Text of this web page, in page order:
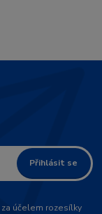
Přihlásit se
za účelem rozesílky